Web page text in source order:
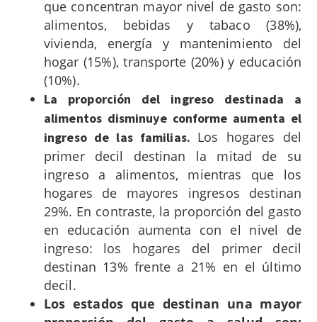
que concentran mayor nivel de gasto son:
alimentos, bebidas y tabaco (38%),
vivienda, energía y mantenimiento del
hogar (15%), transporte (20%) y educación
(10%).
La proporción del ingreso destinada a
alimentos disminuye conforme aumenta el
ingreso de las familias. Los hogares del
primer decil destinan la mitad de su
ingreso a alimentos, mientras que los
hogares de mayores ingresos destinan
29%. En contraste, la proporción del gasto
en educación aumenta con el nivel de
ingreso: los hogares del primer decil
destinan 13% frente a 21% en el último
decil.
Los estados que destinan una mayor